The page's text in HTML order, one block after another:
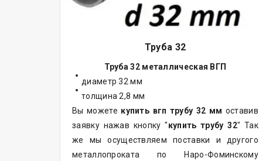
Труба 32
Труба 32 металлическая ВГП
диаметр 32 мм
толщина 2,8 мм
Вы можете купить вгп трубу 32 мм оставив
заявку нажав кнопку "купить трубу 32" Так
же мы осуществляемпоставки и другого
металлопроката по Наро-Фоминскому